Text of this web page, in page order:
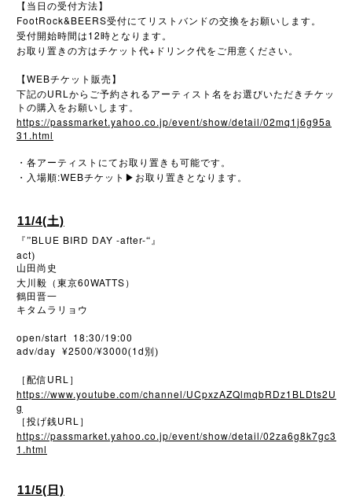
【当日の受付方法】
FootRock&BEERS受付にてリストバンドの交換をお願いします。
受付開始時間は 12時となります。
お取り置きの方はチケット代+ ドリンク代をご用意ください。
【 WEBチケット販売】
下記のURL からご予約されるアーティスト名をお選びいただきチケッ
トの購入をお願いします。
https://passmarket.yahoo.co.jp/event/show/detail/02mq1j6g95a
31.html
・各アーティストにてお取り置きも可能です。
・入場順:WEBチケット ▶︎ お取り置きとなります。
11/4(土)
『”BLUE BIRD DAY -after-“』
act)
山田尚史
大川毅（東京60WATTS ）
鶴田晋一
キタムラリョウ
open/start 18:30/19:00
adv/day ¥2500/¥3000(1d 別)
［配信 URL ］
https://www.youtube.com/channel/UCpxzAZQlmqbRDz1BLDts2U
g
［投げ銭URL ］
https://passmarket.yahoo.co.jp/event/show/detail/02za6g8k7gc3
1.html
11/5(日)